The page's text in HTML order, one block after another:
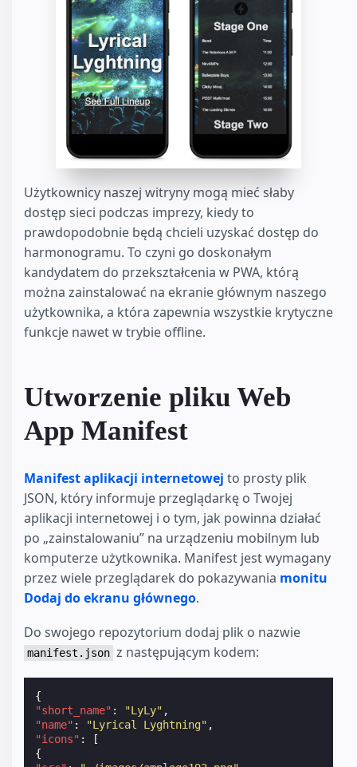
Użytkownicy naszej witryny mogą mieć słaby
dostęp sieci podczas imprezy, kiedy to
prawdopodobnie będą chcieli uzyskać dostęp do
harmonogramu. To czyni go doskonałym
kandydatem do przekształcenia w PWA, którą
można zainstalować na ekranie głównym naszego
użytkownika, a która zapewnia wszystkie krytyczne
funkcje nawet w trybie offline.
Utworzenie pliku Web
App Manifest
Manifest aplikacji internetowej to prosty plik
JSON, który informuje przeglądarkę o Twojej
aplikacji internetowej i o tym, jak powinna działać
po „zainstalowaniu” na urządzeniu mobilnym lub
komputerze użytkownika. Manifest jest wymagany
przez wiele przeglądarek do pokazywania monitu
Dodaj do ekranu głównego.
Do swojego repozytorium dodaj plik o nazwie
manifest.json z następującym kodem:
{
"short_name" : "LyLy" ,
"name" : "Lyrical Lyghtning" ,
"icons" :
[
{